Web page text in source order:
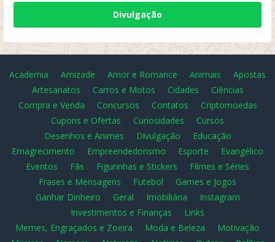
Divulgação
Academia Amizade Amor e Romance Animais
Apostas
Artesanatos
Carros e Motos Cidades
Ciências
Compra e Venda
Concursos Contatos
Criptomoedas
Cupons e Ofertas
Curiosidades
Cursos
Desenhos e Animes
Divulgação
Educação
Emagrecimento
Empreendedorismo Esporte
Evangélico
Eventos
Fãs Figurinhas e Stickers
Filmes e Séries
Frases e Mensagens
Futebol
Games e Jogos
Ganhar Dinheiro
Geral Imobiliária
Instagram
Investimentos e Finanças
Links
Memes, Engraçados e Zoeira
Moda e Beleza
Motivação